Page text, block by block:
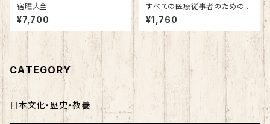
宿曜大全
¥7,700
すべての医療従事者のための個
性心理學
¥1,760
CATEGORY
日本文化・歴史・教養